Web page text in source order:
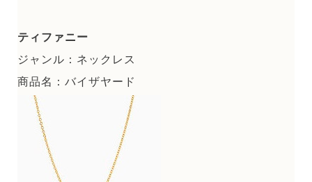
ティファニー
ジャンル：ネックレス
商品名：バイザヤード